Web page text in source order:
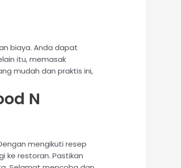
biaya. Anda dapat
itu, memasak
mudah dan praktis ini,
N
mengikuti resep
ke restoran. Pastikan